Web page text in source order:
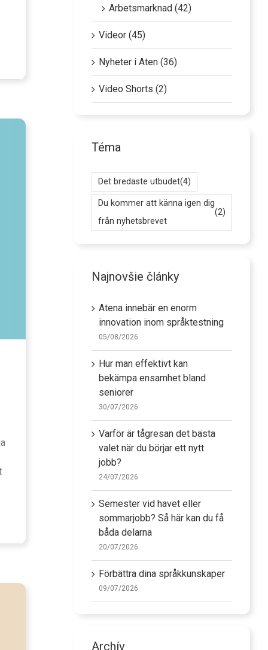
Arbetsmarknad (42)
Videor (45)
Nyheter i Aten (36)
Video Shorts (2)
Téma
Det bredaste utbudet(4)
Du kommer att känna igen dig
från nyhetsbrevet
(2)
Najnovšie články
Atena innebär en enorm
innovation inom språktestning
05/08/2026
Hur man effektivt kan
bekämpa ensamhet bland
seniorer
30/07/2026
Varför är tågresan det bästa
valet när du börjar ett nytt
jobb?
24/07/2026
Semester vid havet eller
sommarjobb? Så här kan du få
båda delarna
20/07/2026
Förbättra dina språkkunskaper
09/07/2026
Archív